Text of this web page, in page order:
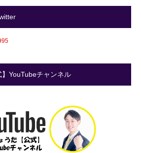
YouTubeチャンネル